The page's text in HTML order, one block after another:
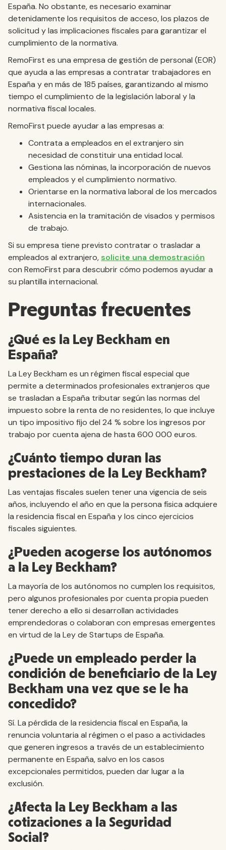
España. No obstante, es necesario examinar
detenidamente los requisitos de acceso, los plazos de
solicitud y las implicaciones fiscales para garantizar el
cumplimiento de la normativa.
RemoFirst es una empresa de gestión de personal (EOR)
que ayuda a las empresas a contratar trabajadores en
España y en más de 185 países, garantizando al mismo
tiempo el cumplimiento de la legislación laboral y la
normativa fiscal locales.
RemoFirst puede ayudar a las empresas a:
Contrata a empleados en el extranjero sin
necesidad de constituir una entidad local.
Gestiona las nóminas, la incorporación de nuevos
empleados y el cumplimiento normativo.
Orientarse en la normativa laboral de los mercados
internacionales.
Asistencia en la tramitación de visados y permisos
de trabajo.
Si su empresa tiene previsto contratar o trasladar a
empleados al extranjero, solicite una demostración
con RemoFirst para descubrir cómo podemos ayudar a
su plantilla internacional.
Preguntas frecuentes
¿Qué es la Ley Beckham en
España?
La Ley Beckham es un régimen fiscal especial que
permite a determinados profesionales extranjeros que
se trasladan a España tributar según las normas del
impuesto sobre la renta de no residentes, lo que incluye
un tipo impositivo fijo del 24 % sobre los ingresos por
trabajo por cuenta ajena de hasta 600 000 euros.
¿Cuánto tiempo duran las
prestaciones de la Ley Beckham?
Las ventajas fiscales suelen tener una vigencia de seis
años, incluyendo el año en que la persona física adquiere
la residencia fiscal en España y los cinco ejercicios
fiscales siguientes.
¿Pueden acogerse los autónomos
a la Ley Beckham?
La mayoría de los autónomos no cumplen los requisitos,
pero algunos profesionales por cuenta propia pueden
tener derecho a ello si desarrollan actividades
emprendedoras o colaboran con empresas emergentes
en virtud de la Ley de Startups de España.
¿Puede un empleado perder la
condición de beneficiario de la Ley
Beckham una vez que se le ha
concedido?
Sí. La pérdida de la residencia fiscal en España, la
renuncia voluntaria al régimen o el paso a actividades
que generen ingresos a través de un establecimiento
permanente en España, salvo en los casos
excepcionales permitidos, pueden dar lugar a la
exclusión.
¿Afecta la Ley Beckham a las
cotizaciones a la Seguridad
Social?